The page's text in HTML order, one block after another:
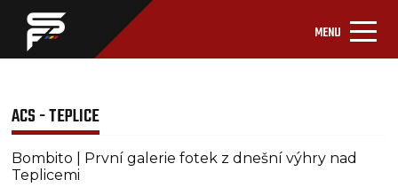
MENU
ACS - TEPLICE
Bombito | První galerie fotek z dnešní výhry nad
Teplicemi